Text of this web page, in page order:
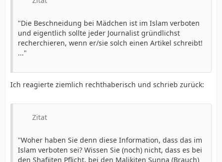
"Die Beschneidung bei Mädchen ist im Islam verboten
und eigentlich sollte jeder Journalist gründlichst
recherchieren, wenn er/sie solch einen Artikel schreibt!
..."
Ich reagierte ziemlich rechthaberisch und schrieb zurück:
Zitat
"Woher haben Sie denn diese Information, dass das im
Islam verboten sei? Wissen Sie (noch) nicht, dass es bei
den Shafiiten Pflicht, bei den Malikiten Sunna (Brauch)